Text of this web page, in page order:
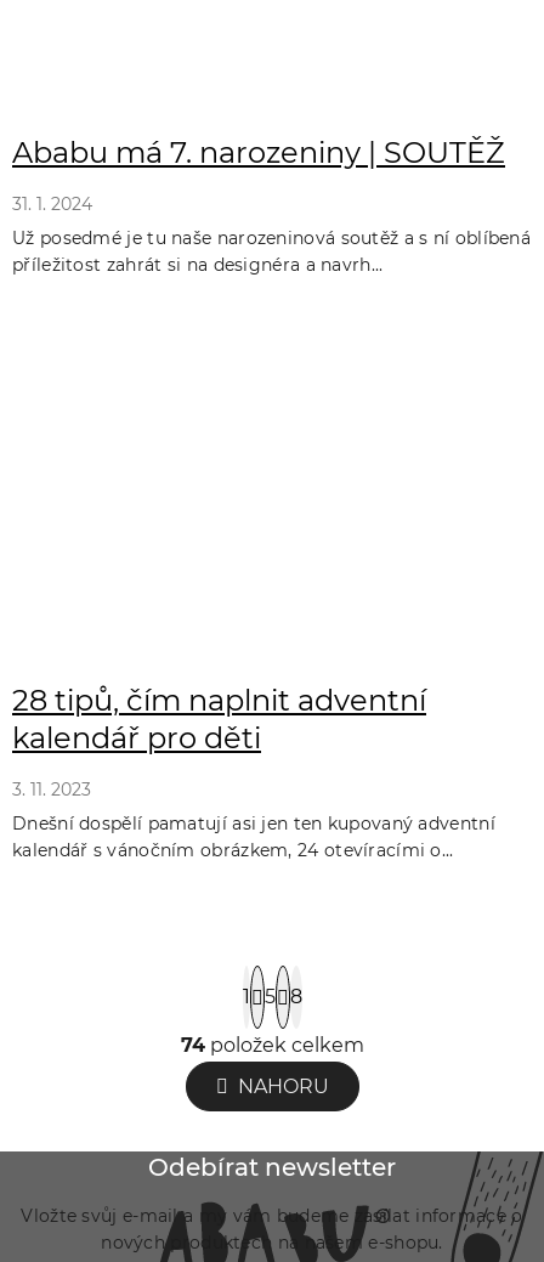
Ababu má 7. narozeniny | SOUTĚŽ
31. 1. 2024
Už posedmé je tu naše narozeninová soutěž a s ní oblíbená
příležitost zahrát si na designéra a navrh...
28 tipů, čím naplnit adventní
kalendář pro děti
3. 11. 2023
Dnešní dospělí pamatují asi jen ten kupovaný adventní
kalendář s vánočním obrázkem, 24 otevíracími o...
O
v
l
á
d
a
c
S
t
r
á
n
o
v
á
n
1 5 8
74položek celkem
NAHORU
Odebírat newsletter
Vložte svůj e-mail a my vám budeme zasílat informace o
nových produktech na našem e-shopu.